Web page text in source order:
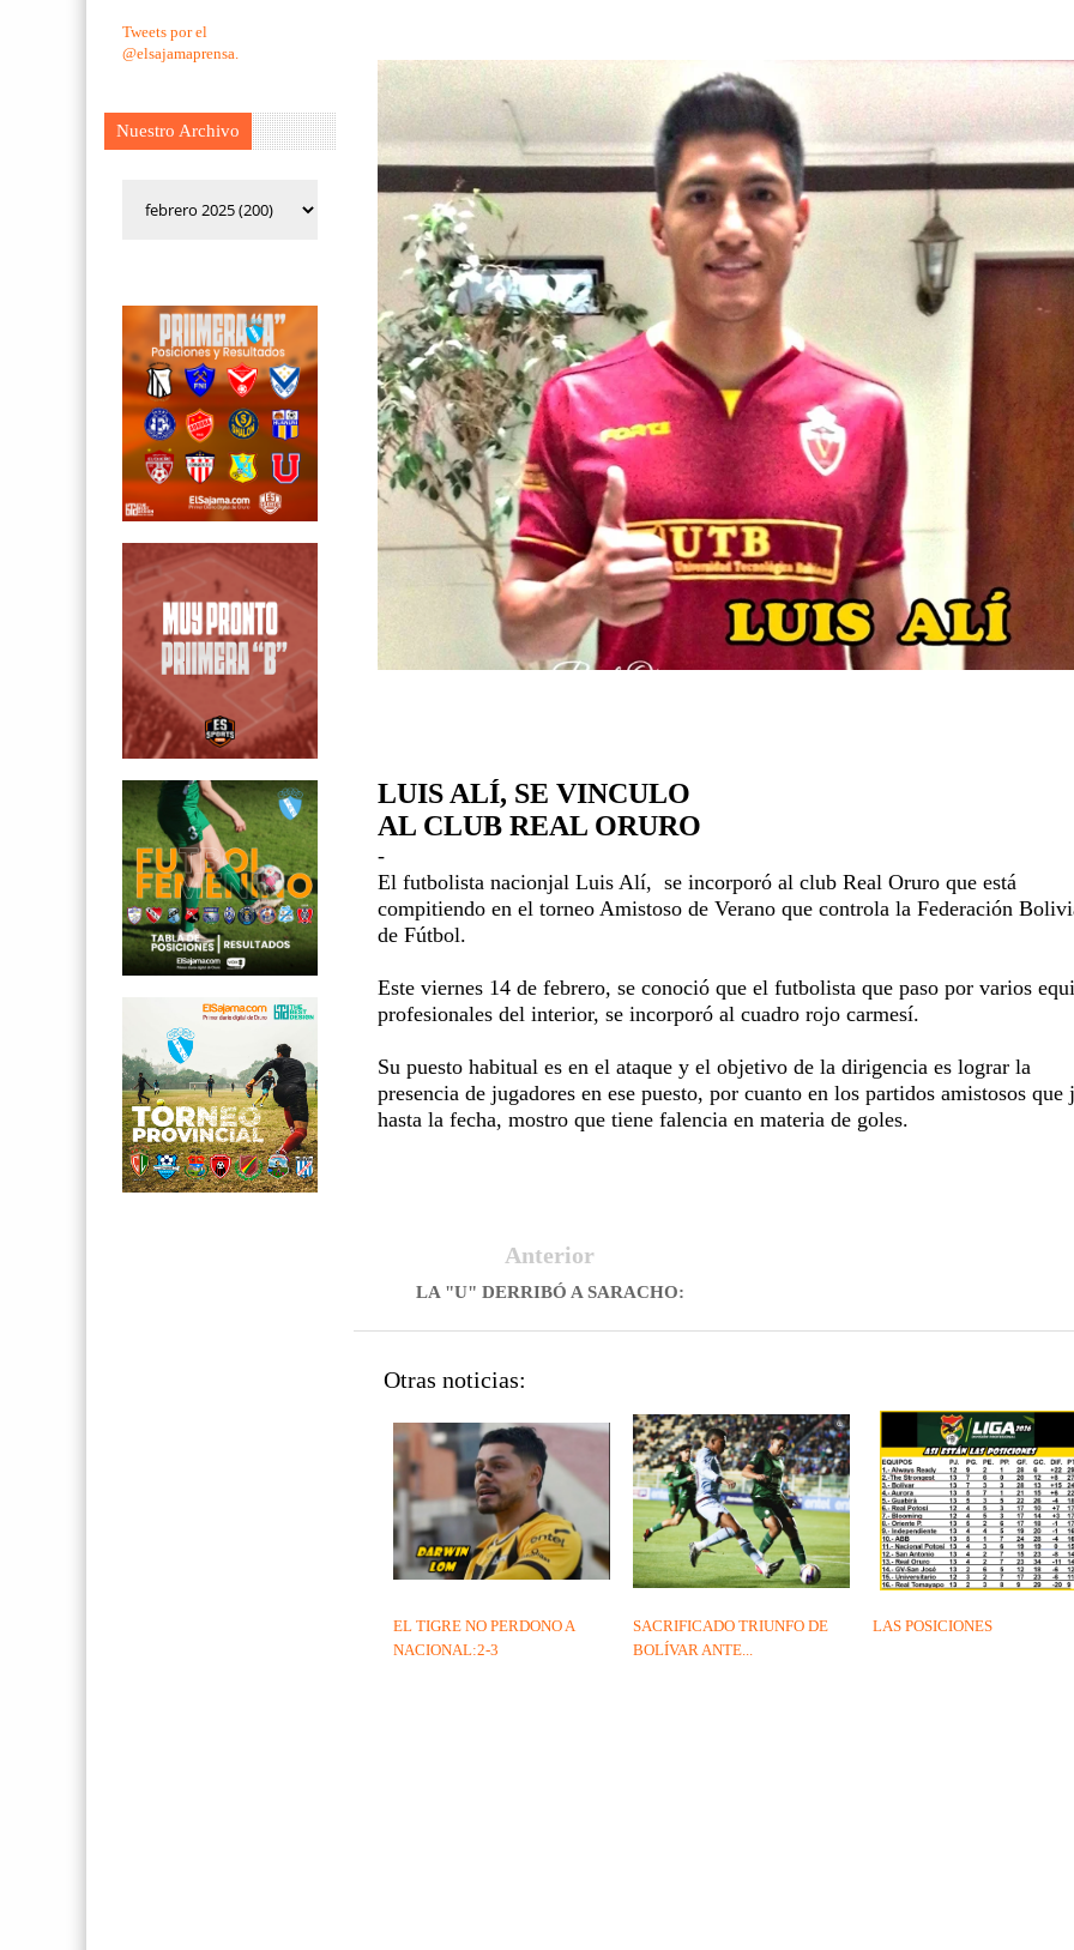
Tweets por el
@elsajamaprensa.
Nuestro Archivo
LUIS ALÍ, SE VINCULO
AL CLUB REAL ORURO
-
El futbolista nacionjal Luis Alí, se incorporó al club Real Oruro que está
compitiendo en el torneo Amistoso de Verano que controla la Federación
de Fútbol.
Este viernes 14 de febrero, se conoció que el futbolista que paso por varios
profesionales del interior, se incorporó al cuadro rojo carmesí.
Su puesto habitual es en el ataque y el objetivo de la dirigencia es lograr la
presencia de jugadores en ese puesto, por cuanto en los partidos amistosos que
hasta la fecha, mostro que tiene falencia en materia de goles.
Anterior
LA "U" DERRIBÓ A SARACHO:
Otras noticias:
LAS POSICIONES
SACRIFICADO TRIUNFO DE
BOLÍVAR ANTE...
EL TIGRE NO PERDONO A
NACIONAL:2-3